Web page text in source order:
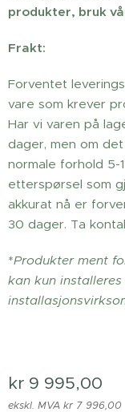
produkter, bruk
Frakt:
Forventet
vare som krever
Har vi varen på
dager, men om
normale forhold
etterspørsel som
akkurat nå er
30 dager. Ta
*Produkter ment
kan kun
kr 9 995,00
ekskl. MVA kr 7 996,00